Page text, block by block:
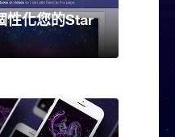
性化您的Star